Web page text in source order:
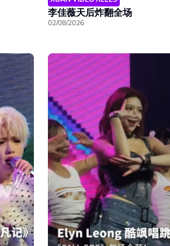
李佳薇天后炸翻全场
02/08/2026